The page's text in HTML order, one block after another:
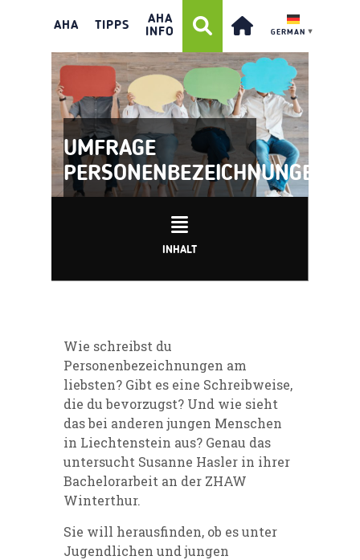
AHA TIPPS
AHA
INFO
GERMAN ▼
UMFRAGE
PERSONENBEZEICHNUNGEN
INHALT
Wie schreibst du
Personenbezeichnungen am
liebsten? Gibt es eine Schreibweise,
die du bevorzugst? Und wie sieht
das bei anderen jungen Menschen
in Liechtenstein aus? Genau das
untersucht Susanne Hasler in ihrer
Bachelorarbeit an der ZHAW
Winterthur.
Sie will herausfinden, ob es unter
Jugendlichen und jungen